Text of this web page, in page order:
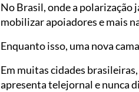
No Brasil, onde a polarização
mobilizar apoiadores e mais
Enquanto isso, uma nova
Em muitas cidades
apresenta telejornal e nunca